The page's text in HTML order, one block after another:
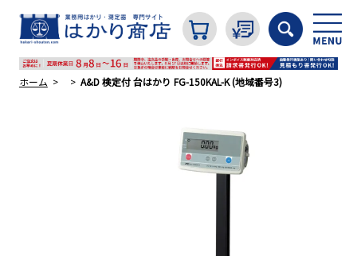
カテゴリから探す
ホーム A&D 検定付 台はかり FG-150KAL-K (地域番号3)